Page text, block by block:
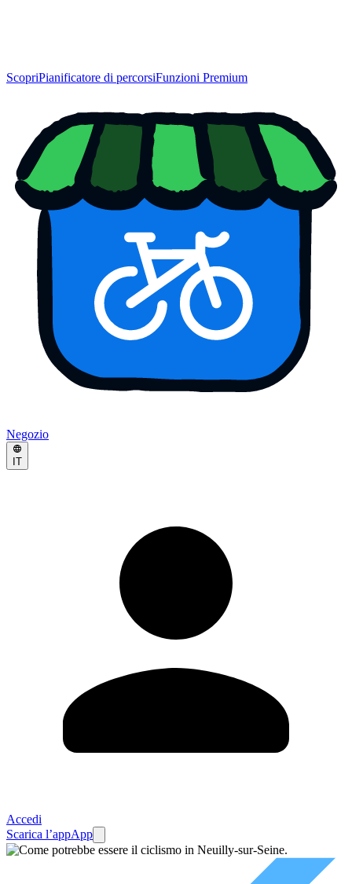
ScopriPianificatore di percorsiFunzioni Premium
Negozio
IT
Accedi
Scarica l’appApp